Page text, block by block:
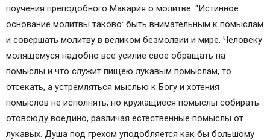
поучения преподобного Макария о молитве: “Истинное
основание молитвы таково: быть внимательным к помыслам
и совершать молитву в великом безмолвии и мире. Человеку
молящемуся надобно все усилие свое обращать на
помыслы и что служит пищею лукавым помыслам, то
отсекать, а устремляться мыслью к Богу и хотения
помыслов не исполнять, но кружащиеся помыслы собирать
отовсюду воедино, различая естественные помыслы от
лукавых. Душа под грехом уподобляется как бы большому